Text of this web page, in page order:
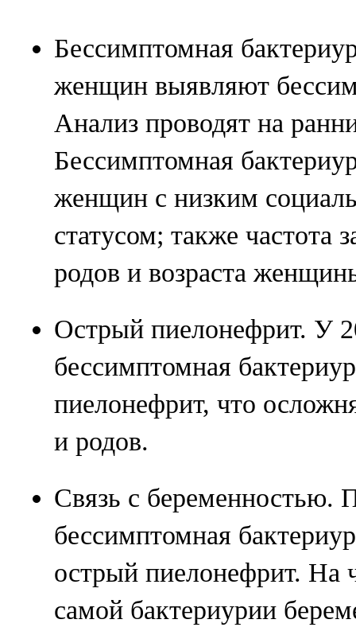
Бессимптомная
женщин выявляют
Анализ проводят на
Бессимптомная
женщин с низким
статусом; также частота
родов и возраста
Острый пиелонефрит. У
бессимптомная
пиелонефрит, что
и родов.
Связь с беременностью.
бессимптомная
острый пиелонефрит. На
самой бактериурии